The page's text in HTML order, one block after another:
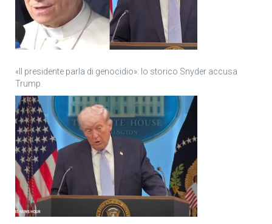
«Il presidente parla di genocidio»: lo storico Snyder accusa
Trump